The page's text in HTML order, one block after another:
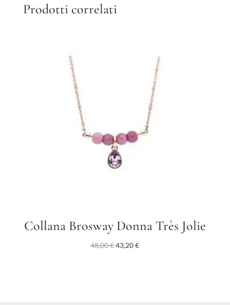
Prodotti correlati
Collana Brosway Donna Très Jolie
48,00€Il
43,20€Il